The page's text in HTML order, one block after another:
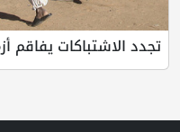
تجدد الاشتباكات يفاقم